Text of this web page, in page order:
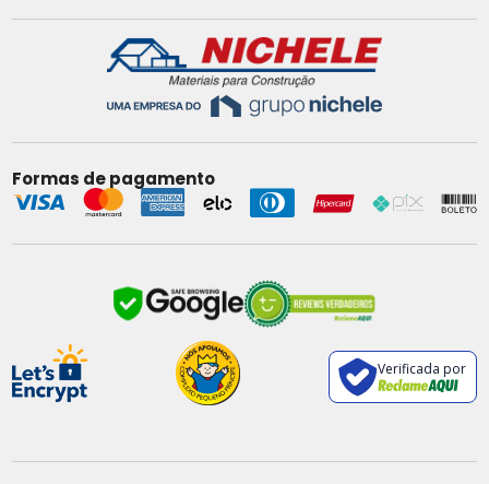
Formas de pagamento
Verificada por